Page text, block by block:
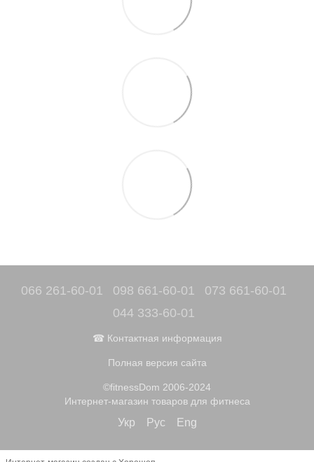
066 261-60-01 098 661-60-01
073 661-60-01
044 333-60-01
☎ Контактная информация
Полная версия сайта
©fitnessDom 2006-2024
Интернет-магазин товаров для фитнеса
Укр Рус Eng